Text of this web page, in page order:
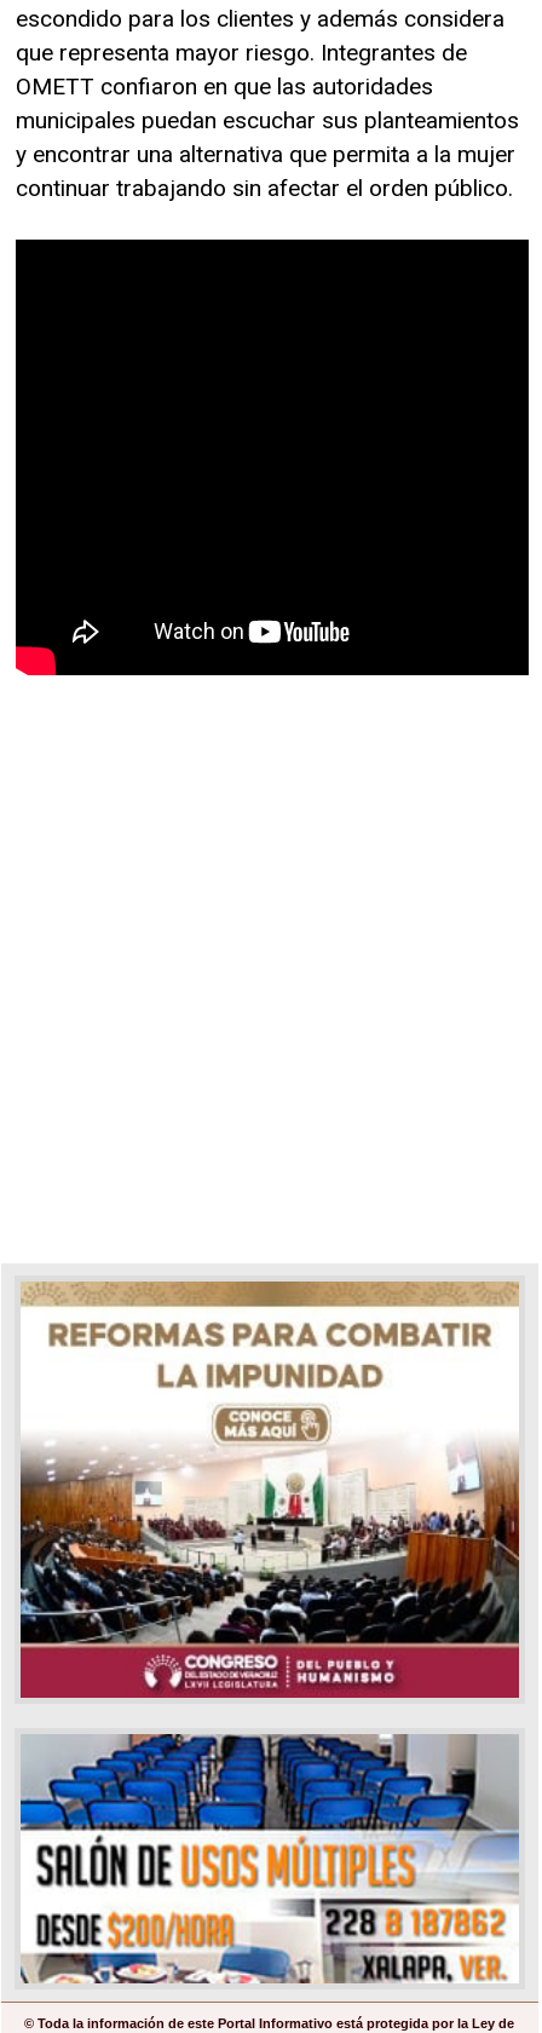
escondido para los clientes y además considera
que representa mayor riesgo. Integrantes de
OMETT confiaron en que las autoridades
municipales puedan escuchar sus planteamientos
y encontrar una alternativa que permita a la mujer
continuar trabajando sin afectar el orden público.
© Toda la información de este Portal Informativo está protegida por la Ley de